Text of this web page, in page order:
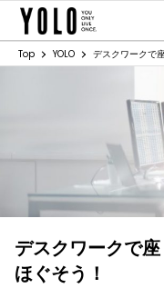
Top YOLO デスクワークで
デスクワークで
ほぐそう！